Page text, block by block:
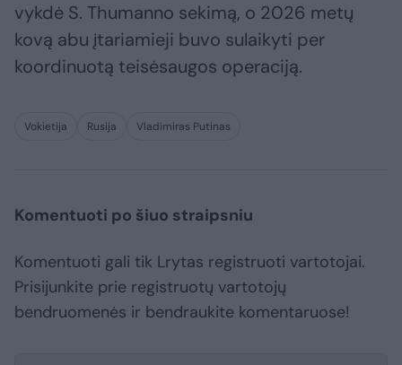
vykdė S. Thumanno sekimą, o 2026 metų
kovą abu įtariamieji buvo sulaikyti per
koordinuotą teisėsaugos operaciją.
Vokietija Rusija Vladimiras Putinas
Komentuoti po šiuo straipsniu
Komentuoti gali tik Lrytas registruoti vartotojai.
Prisijunkite prie registruotų vartotojų
bendruomenės ir bendraukite komentaruose!